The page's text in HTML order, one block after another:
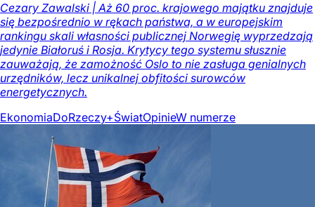
Cezary Zawalski | Aż 60 proc. krajowego majątku znajduje
się bezpośrednio w rękach państwa, a w europejskim
rankingu skali własności publicznej Norwegię wyprzedzają
jedynie Białoruś i Rosja. Krytycy tego systemu słusznie
zauważają, że zamożność Oslo to nie zasługa genialnych
urzędników, lecz unikalnej obfitości surowców
energetycznych.
EkonomiaDoRzeczy+ŚwiatOpinieW numerze